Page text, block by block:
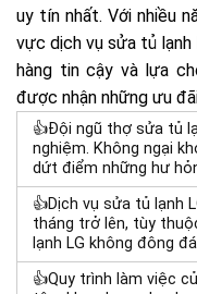
uy tín nhất. Với nhiều
vực dịch vụ sửa tủ lạnh
hàng tin cậy và lựa
được nhận những ưu
👍Đội ngũ thợ sửa tủ
nghiệm. Không ngại
dứt điểm những hư
👍Dịch vụ sửa tủ lạnh
tháng trở lên, tùy
lạnh LG không đông
👍Quy trình làm việc